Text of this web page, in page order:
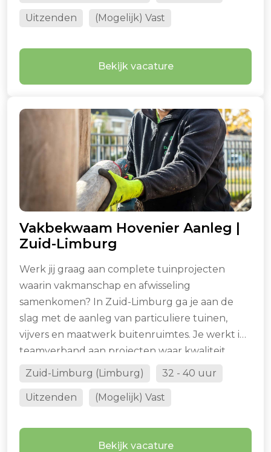
de details.
Uitzenden (Mogelijk) Vast
Bekijk vacature
Vakbekwaam Hovenier Aanleg |
Zuid-Limburg
Werk jij graag aan complete tuinprojecten
waarin vakmanschap en afwisseling
samenkomen? In Zuid-Limburg ga je aan de
slag met de aanleg van particuliere tuinen,
vijvers en maatwerk buitenruimtes. Je werkt in
teamverband aan projecten waar kwaliteit,
meedenken en strak uitvoeren centraal staan.
Zuid-Limburg (Limburg) 32 - 40 uur
Uitzenden (Mogelijk) Vast
Bekijk vacature